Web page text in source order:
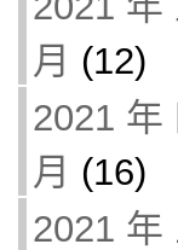
月 (12)
2021 年
月 (16)
2021 年